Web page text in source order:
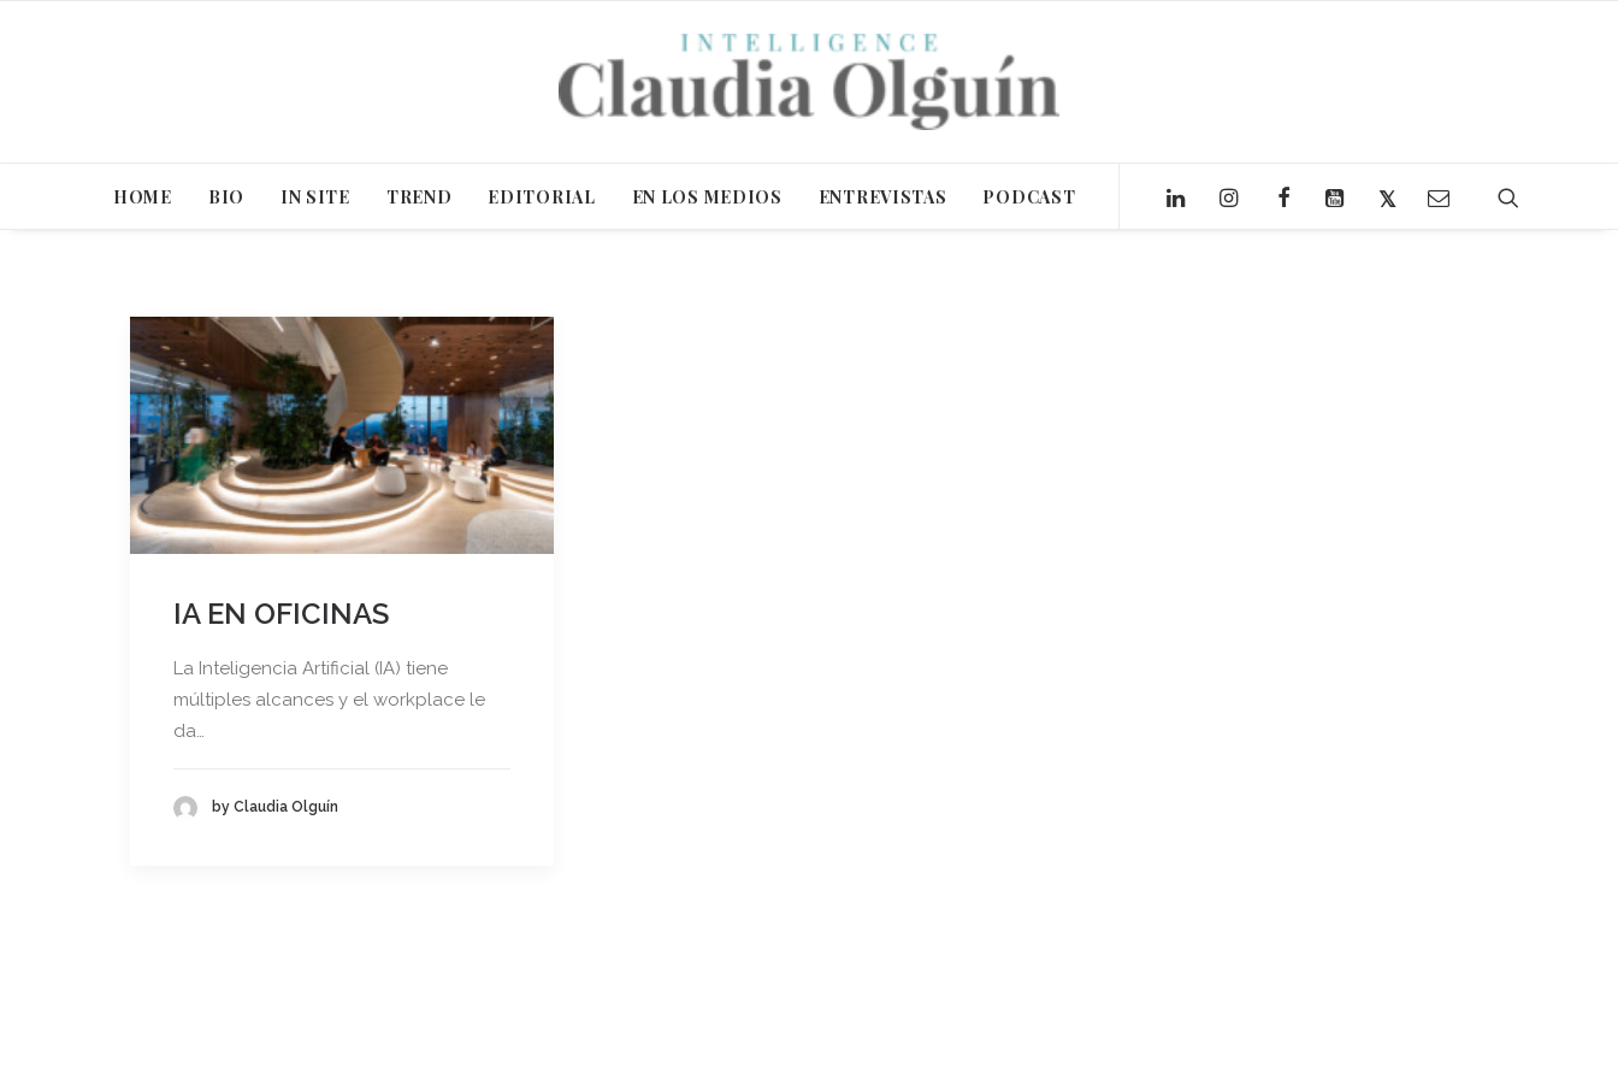
HOME BIO IN SITE TREND EDITORIAL EN LOS MEDIOS ENTREVISTAS PODCAST
IA EN OFICINAS
La Inteligencia Artificial (IA) tiene
múltiples alcances y el workplace le
da…
by Claudia Olguín